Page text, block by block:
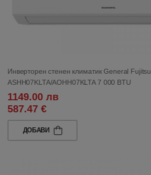
Инверторен стенен климатик General Fujitsu
ASHH07KLTA/AOHH07KLTA 7 000 BTU
1149.00 лв
587.47 €
ДОБАВИ